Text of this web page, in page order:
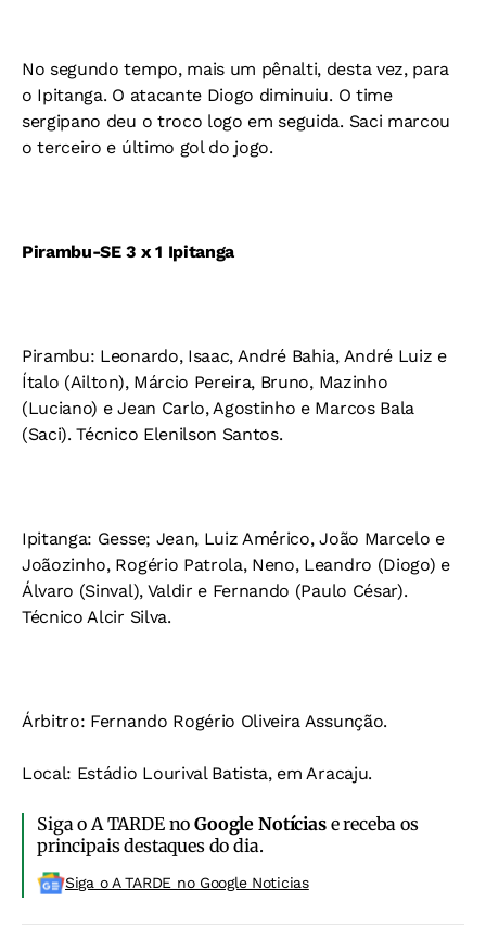
No segundo tempo, mais um pênalti, desta vez, para
o Ipitanga. O atacante Diogo diminuiu. O time
sergipano deu o troco logo em seguida. Saci marcou
o terceiro e último gol do jogo.
Pirambu-SE 3 x 1 Ipitanga
Pirambu: Leonardo, Isaac, André Bahia, André Luiz e
Ítalo (Ailton), Márcio Pereira, Bruno, Mazinho
(Luciano) e Jean Carlo, Agostinho e Marcos Bala
(Saci). Técnico Elenilson Santos.
Ipitanga: Gesse; Jean, Luiz Américo, João Marcelo e
Joãozinho, Rogério Patrola, Neno, Leandro (Diogo) e
Álvaro (Sinval), Valdir e Fernando (Paulo César).
Técnico Alcir Silva.
Árbitro: Fernando Rogério Oliveira Assunção.
Local: Estádio Lourival Batista, em Aracaju.
Siga o A TARDE noGoogle Notíciase receba os
principais destaques do dia.
Siga o A TARDE no Google Noticias